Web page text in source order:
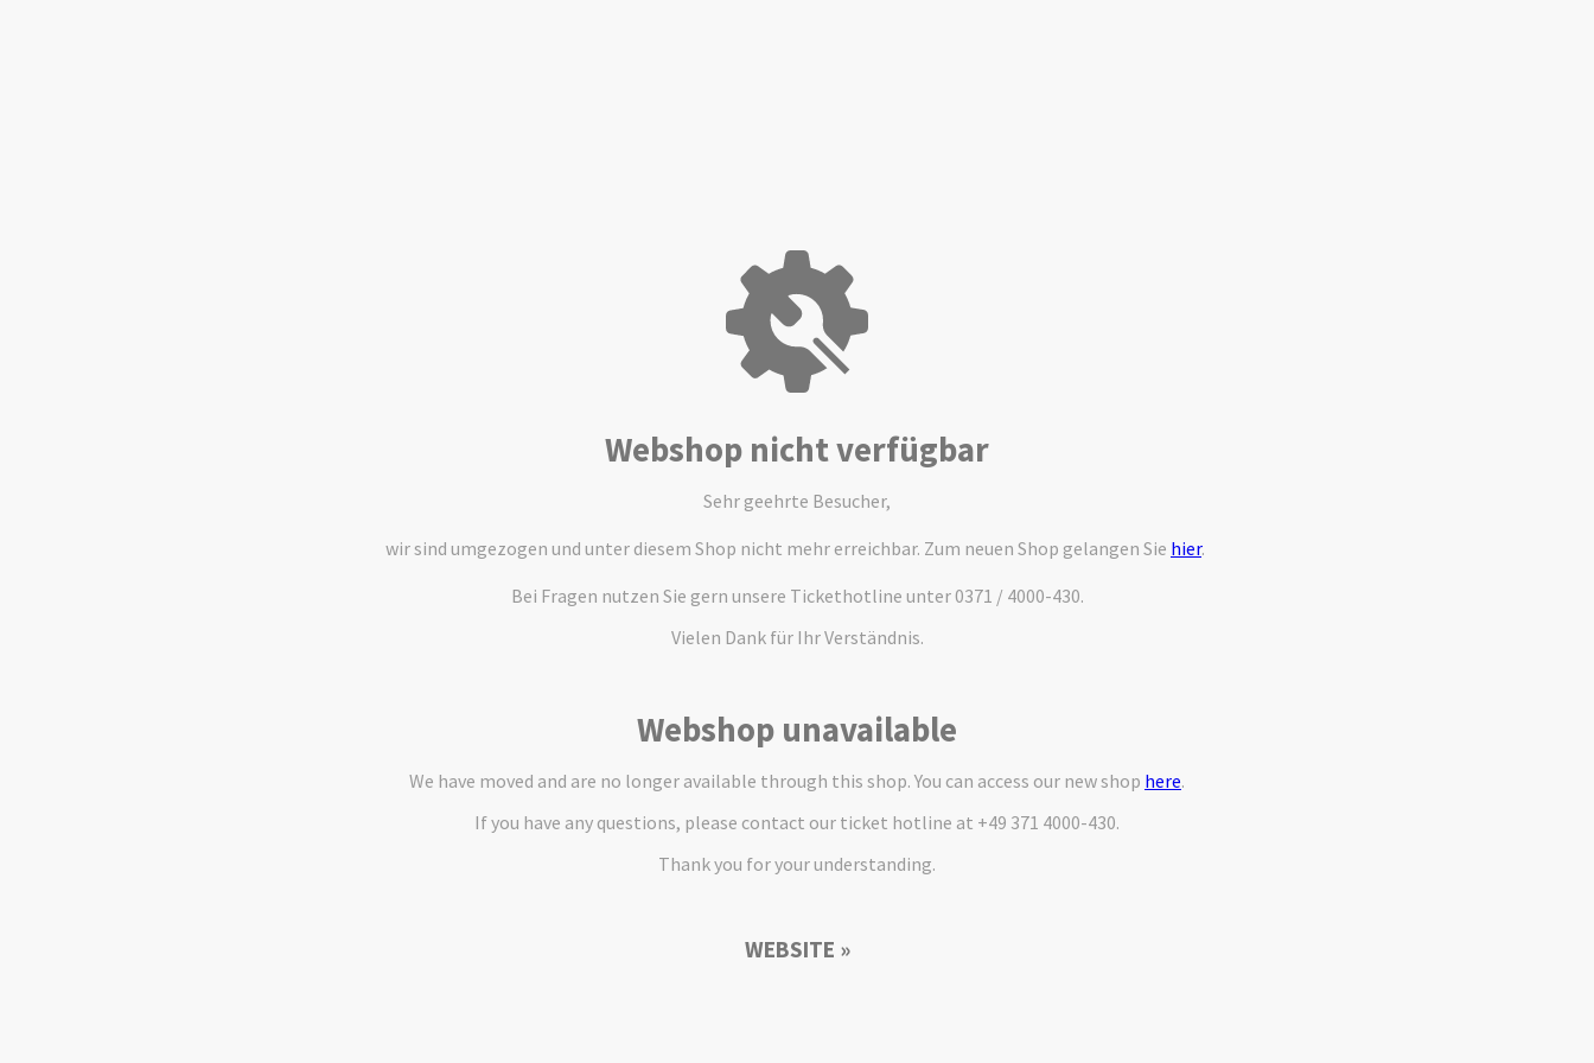
Webshop nicht verfügbar
Sehr geehrte Besucher,
wir sind umgezogen und unter diesem Shop nicht mehr erreichbar. Zum neuen Shop gelangen Sie hier.
Bei Fragen nutzen Sie gern unsere Tickethotline unter 0371 / 4000-430.
Vielen Dank für Ihr Verständnis.
Webshop unavailable
We have moved and are no longer available through this shop. You can access our new shop here.
If you have any questions, please contact our ticket hotline at +49 371 4000-430.
Thank you for your understanding.
WEBSITE »